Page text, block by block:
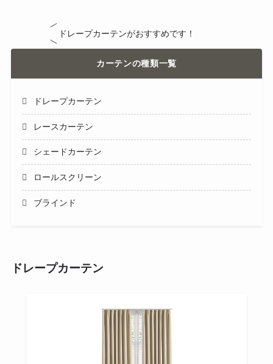
ドレープカーテンがおすすめです！
カーテンの種類一覧
ドレープカーテン
レースカーテン
シェードカーテン
ロールスクリーン
ブラインド
ドレープカーテン